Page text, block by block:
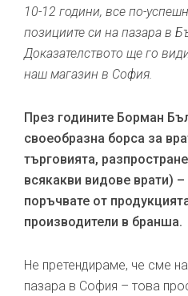
10-12 години, все по-
позициите си на пазара в
Доказателството ще го
наш магазин в София.
През годините Борман
своеобразна борса за
търговията,
всякакви видове врати)
поръчвате от
производители в бранша.
Не претендираме, че сме
пазара в София – това